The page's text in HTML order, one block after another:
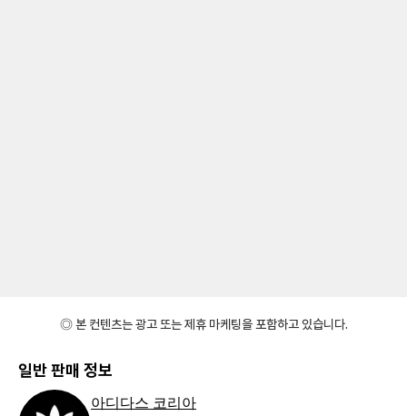
◎ 본 컨텐츠는 광고 또는 제휴 마케팅을 포함하고 있습니다.
일반 판매 정보
아디다스 코리아